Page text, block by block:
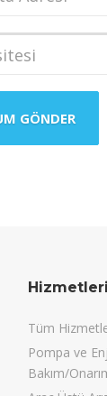
Tüm
Pompa ve
Bakım/